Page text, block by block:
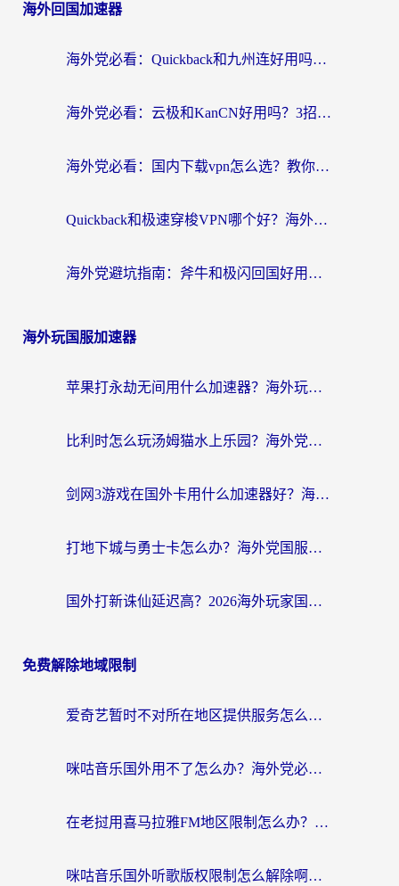
海外回国加速器
海外党必看：Quickback和九州连好用吗？3步选对回国加速器实现无缝刷国内资源
海外党必看：云极和KanCN好用吗？3招教你选对回国加速器（附免费VPN避坑指南）
海外党必看：国内下载vpn怎么选？教你无缝访问国内资源的实用指南
Quickback和极速穿梭VPN哪个好？海外党亲测3招选对回国加速器，看这篇就够了
海外党避坑指南：斧牛和极闪回国好用吗？选对加速器才能无缝刷剧玩游戏
海外玩国服加速器
苹果打永劫无间用什么加速器？海外玩家亲测有效的国服游戏加速指南
比利时怎么玩汤姆猫水上乐园？海外党国服游戏加速终极指南（附无畏契约食之契约解决办法）
剑网3游戏在国外卡用什么加速器好？海外党亲测有效的国服游戏加速指南
打地下城与勇士卡怎么办？海外党国服游戏加速终极指南（附北美欧洲实测）
国外打新诛仙延迟高？2026海外玩家国服游戏加速器终极指南（附天龙八部闪耀暖暖实测）
免费解除地域限制
爱奇艺暂时不对所在地区提供服务怎么办？海外党亲测有效的追剧解决方案
咪咕音乐国外用不了怎么办？海外党必备的国内内容访问全攻略
在老挝用喜马拉雅FM地区限制怎么办？海外党亲测有效的回国加速方案
咪咕音乐国外听歌版权限制怎么解除啊？海外党亲测有效的回国加速方案